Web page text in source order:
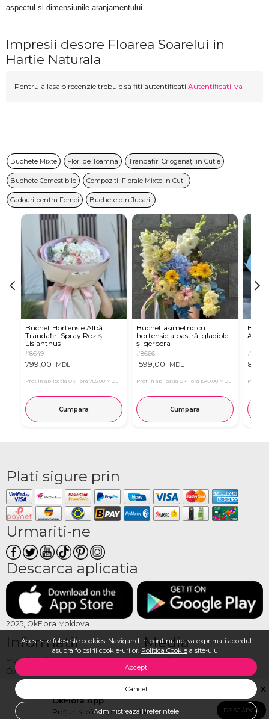
Acest site foloseste cookies. Navigand in continuare, va exprimati acordul
asupra folosirii cookie-urilor. Politica Cookie a site-ului
Accept
Cancel
Administreaza Preferintele
ADAUGA IN COS
aspectul si dimensiunile aranjamentului.
Impresii despre Floarea Soarelui in
Hartie Naturala
Pentru a lasa o recenzie trebuie sa fiti autentificati Autentificati-va
Buchete Mixte Flori de Toamna Trandafiri Criogenați în Cutie
Buchete Comestibile Compozitii Florale Mixte in Cutii
Cadouri pentru Femei Buchete din Jucarii
Buchet Hortensie Albă
Trandafiri Spray Roz și
Lisianthus
#8649
799,00 MDL
Pret in aplicatia OkFlora 785,00 MDL
Cumpara
Buchet asimetric cu
hortensie albastră, gladiole
și gerbera
#8666
1599,00 MDL
Pret in aplicatia OkFlora 1549,00 MDL
Cumpara
#8663
Pret in
Plati sigure prin
Urmariti-ne
Descarca aplicatia
2025, OkFlora Moldova
Informatii
Franciza OkFlora
Contactaţi-ne
Cum sa faci o comandă?
Cum plătesc?
Cum livrăm?
Termeni, condiţii
Media
Blog OkFlora
Galerie Foto la livrare
Galerie Video la livrare
Recenzii
Vezi toate produsele
Logare/Înregistrare
X
OkFlora App
Prețuri și oferte preferențiale DESCĂRCĂ